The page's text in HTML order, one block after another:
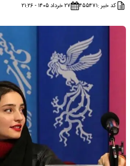
کد خبر :۴۵۵۴۷۱ ۲۷ خرداد ۱۴۰۵ - ۲۱:۲۶